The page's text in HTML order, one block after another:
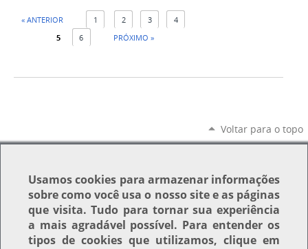
« ANTERIOR 1 2 3
4
5
6 PRÓXIMO »
Voltar para o topo
Usamoscookies para armazenar informações
sobre como você usa o nosso site e as páginas
que visita. Tudo para tornar sua experiência
a mais agradável possível. Para entender os
tipos de cookies que utilizamos, clique em